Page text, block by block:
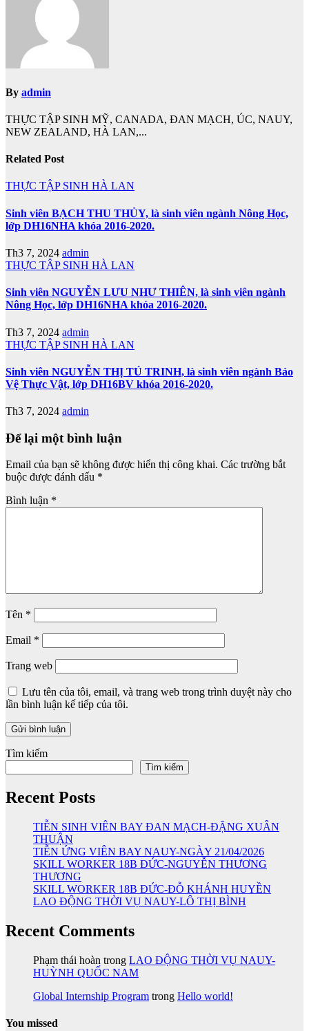
By admin
THỰC TẬP SINH MỸ, CANADA, ĐAN MẠCH, ÚC, NAUY,
NEW ZEALAND, HÀ LAN,...
Related Post
THỰC TẬP SINH HÀ LAN
Sinh viên BẠCH THU THỦY, là sinh viên ngành Nông Học,
lớp DH16NHA khóa 2016-2020.
Th3 7, 2024 admin
THỰC TẬP SINH HÀ LAN
Sinh viên NGUYỄN LƯU NHƯ THIÊN, là sinh viên ngành
Nông Học, lớp DH16NHA khóa 2016-2020.
Th3 7, 2024 admin
THỰC TẬP SINH HÀ LAN
Sinh viên NGUYỄN THỊ TÚ TRINH, là sinh viên ngành Bảo
Vệ Thực Vật, lớp DH16BV khóa 2016-2020.
Th3 7, 2024 admin
Để lại một bình luận
Email của bạn sẽ không được hiển thị công khai. Các trường bắt
buộc được đánh dấu *
Bình luận *
Tên *
Email *
Trang web
Lưu tên của tôi, email, và trang web trong trình duyệt này cho
lần bình luận kế tiếp của tôi.
Tìm kiếm
Tìm kiếm
Recent Posts
TIỄN SINH VIÊN BAY ĐAN MẠCH-ĐẶNG XUÂN
THUẬN
TIỄN ỨNG VIÊN BAY NAUY-NGÀY 21/04/2026
SKILL WORKER 18B ĐỨC-NGUYỄN THƯƠNG
THƯƠNG
SKILL WORKER 18B ĐỨC-ĐỖ KHÁNH HUYỀN
LAO ĐỘNG THỜI VỤ NAUY-LÔ THỊ BÌNH
Recent Comments
Phạm thái hoàn trong LAO ĐỘNG THỜI VỤ NAUY-
HUỲNH QUỐC NAM
Global Internship Program trong Hello world!
You missed